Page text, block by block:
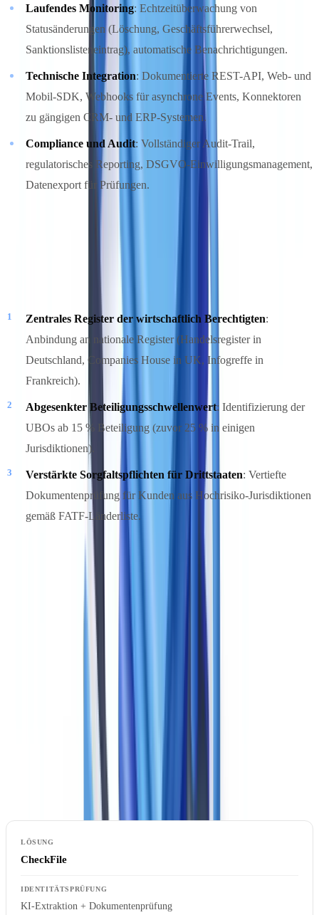
Laufendes Monitoring: Echtzeitüberwachung von
Statusänderungen (Löschung, Geschäftsführerwechsel,
Sanktionslisteneintrag), automatische Benachrichtigungen.
Technische Integration: Dokumentierte REST-API, Web- und
Mobil-SDK, Webhooks für asynchrone Events, Konnektoren
zu gängigen CRM- und ERP-Systemen.
Compliance und Audit: Vollständiger Audit-Trail,
regulatorisches Reporting, DSGVO-Einwilligungsmanagement,
Datenexport für Prüfungen.
Zentrales Register der wirtschaftlich Berechtigten:
Anbindung an nationale Register (Handelsregister in
Deutschland, Companies House in UK, Infogreffe in
Frankreich).
Abgesenkter Beteiligungsschwellenwert: Identifizierung der
UBOs ab 15 % Beteiligung (zuvor 25 % in einigen
Jurisdiktionen).
Verstärkte Sorgfaltspflichten für Drittstaaten: Vertiefte
Dokumentenprüfung für Kunden aus Hochrisiko-Jurisdiktionen
gemäß FATF-Länderliste.
Vergleichsraster der 8 führenden Lösungen
Die folgende Tabelle vergleicht die Lösungen auf 7 funktionalen
Achsen. Die Bewertungen basieren auf öffentlicher
Herstellerdokumentation, Ausschreibungserfahrungen und Daten
unabhängiger Analysten (Gartner, Forrester, CB Insights).
Spezifische Kriterien für den Bankensektor finden Sie in unserer
Anforderungen in der gesamten Union und macht den
Lösungsvergleich für den europäischen Markt relevant.
CheckFile
KI-Extraktion + Dokumentenprüfung